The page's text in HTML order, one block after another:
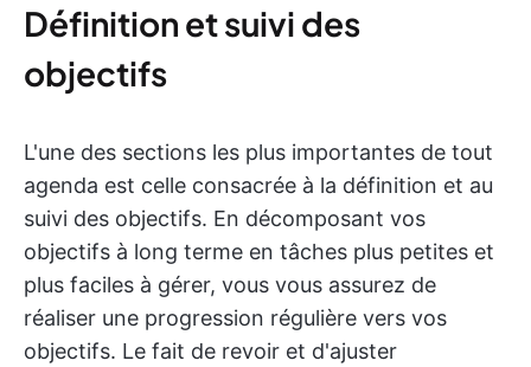
Définition et suivi des
objectifs
L'une des sections les plus importantes de tout
agenda est celle consacrée à la définition et au
suivi des objectifs. En décomposant vos
objectifs à long terme en tâches plus petites et
plus faciles à gérer, vous vous assurez de
réaliser une progression régulière vers vos
objectifs. Le fait de revoir et d'ajuster